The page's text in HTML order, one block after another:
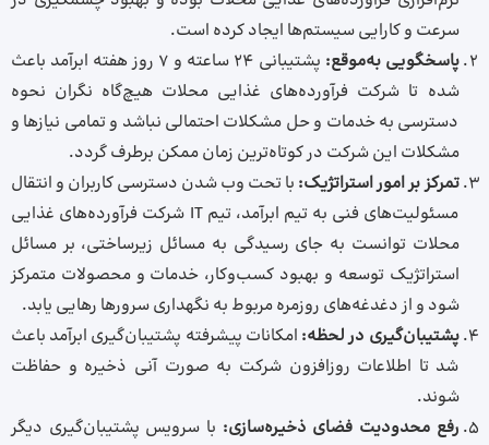
سرعت و کارایی سیستم‌ها ایجاد کرده است.
پاسخگویی به‌موقع:
پشتیبانی 24 ساعته و 7 روز هفته ابرآمد باعث
شده تا شرکت فرآورده‌های غذایی محلات هیچ‌گاه نگران نحوه
دسترسی به خدمات و حل مشکلات احتمالی نباشد و تمامی نیازها و
مشکلات این شرکت در کوتاه‌ترین زمان ممکن برطرف گردد.
تمرکز بر امور استراتژیک: با تحت وب شدن دسترسی کاربران و انتقال
مسئولیت‌های فنی به تیم ابرآمد، تیم IT شرکت فرآورده‌های غذایی
محلات توانست به‌ جای رسیدگی به مسائل زیرساختی، بر مسائل
استراتژیک توسعه و بهبود کسب‌وکار، خدمات و محصولات متمرکز
شود و از دغدغه‌های روزمره مربوط به نگهداری سرورها رهایی یابد.
پشتیبان‌گیری در لحظه: امکانات پیشرفته پشتیبان‌گیری ابرآمد باعث
شد تا اطلاعات روزافزون شرکت به‌ صورت آنی ذخیره و حفاظت
شوند.
رفع محدودیت فضای ذخیره‌سازی: با سرویس پشتیبان‌گیری دیگر